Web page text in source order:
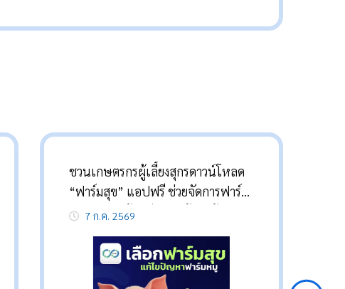
ชวนเกษตรกรผู้เลี้ยงสุกรดาวน์โหลด
“ฟาร์มสุข” แอปฟรี ช่วยจัดการฟาร์ม
ครบวงจร พร้อมรับความรู้จากผู้
7 ก.ค. 2569